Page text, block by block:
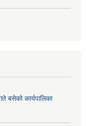
बसेको कार्यपालिका